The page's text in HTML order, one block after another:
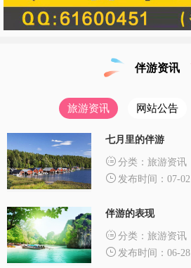
伴游资讯
旅游资讯 网站公告
七月里的伴游
分类：旅游资讯
发布时间：07-02
伴游的表现
分类：旅游资讯
发布时间：06-28